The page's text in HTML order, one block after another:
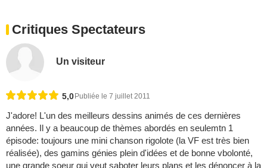
Critiques Spectateurs
Un visiteur
5,0 Publiée le 7 juillet 2011
J'adore! L'un des meilleurs dessins animés de ces dernières
années. Il y a beaucoup de thèmes abordés en seulemtn 1
épisode: toujours une mini chanson rigolote (la VF est très bien
réalisée), des gamins génies plein d'idées et de bonne vbolonté,
une grande soeur qui veut saboter leurs plans et les dénoncer à la